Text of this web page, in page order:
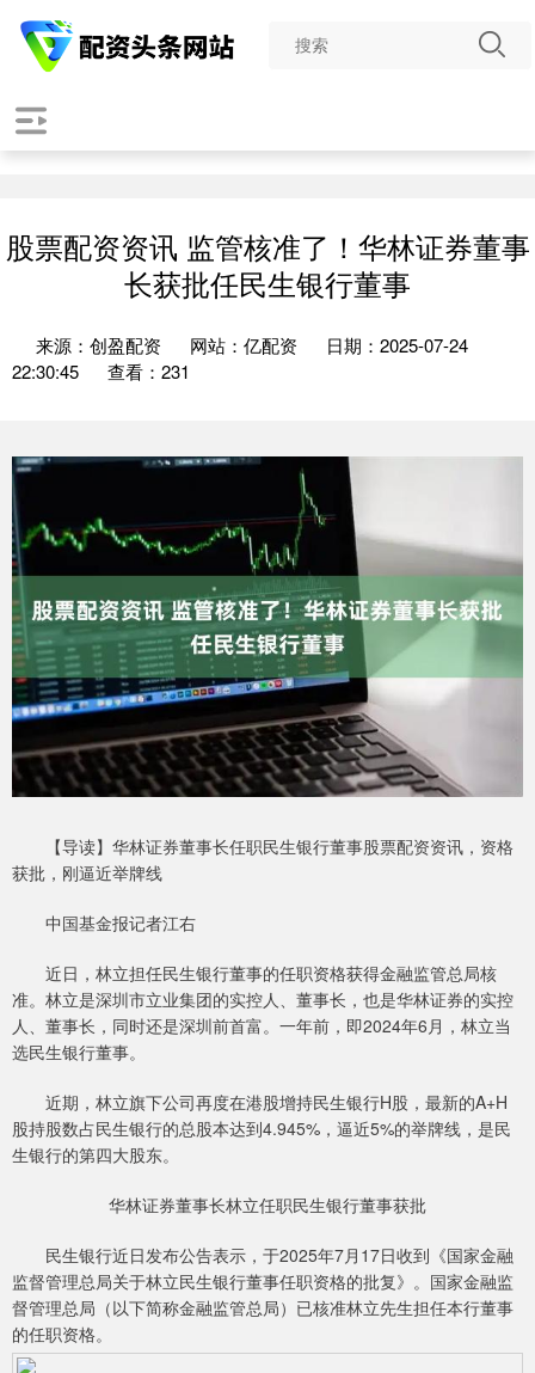
股票配资资讯 监管核准了！华林证券董事
长获批任民生银行董事
来源：创盈配资 网站：亿配资
日期：2025-07-24
22:30:45
查看：231
【导读】华林证券董事长任职民生银行董事股票配资资讯，资格
获批，刚逼近举牌线
中国基金报记者江右
近日，林立担任民生银行董事的任职资格获得金融监管总局核
准。林立是深圳市立业集团的实控人、董事长，也是华林证券的实控
人、董事长，同时还是深圳前首富。一年前，即2024年6月，林立当
选民生银行董事。
近期，林立旗下公司再度在港股增持民生银行H股，最新的A+H
股持股数占民生银行的总股本达到4.945%，逼近5%的举牌线，是民
生银行的第四大股东。
华林证券董事长林立任职民生银行董事获批
民生银行近日发布公告表示，于2025年7月17日收到《国家金融
监督管理总局关于林立民生银行董事任职资格的批复》。国家金融监
督管理总局（以下简称金融监管总局）已核准林立先生担任本行董事
的任职资格。